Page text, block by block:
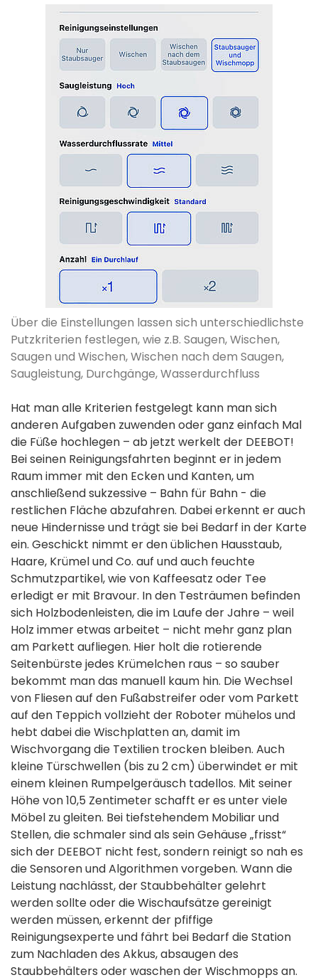
Über die Einstellungen lassen sich unterschiedlichste
Putzkriterien festlegen, wie z.B. Saugen, Wischen,
Saugen und Wischen, Wischen nach dem Saugen,
Saugleistung, Durchgänge, Wasserdurchfluss
Hat man alle Kriterien festgelegt kann man sich
anderen Aufgaben zuwenden oder ganz einfach Mal
die Füße hochlegen – ab jetzt werkelt der DEEBOT!
Bei seinen Reinigungsfahrten beginnt er in jedem
Raum immer mit den Ecken und Kanten, um
anschließend sukzessive – Bahn für Bahn - die
restlichen Fläche abzufahren. Dabei erkennt er auch
neue Hindernisse und trägt sie bei Bedarf in der Karte
ein. Geschickt nimmt er den üblichen Hausstaub,
Haare, Krümel und Co. auf und auch feuchte
Schmutzpartikel, wie von Kaffeesatz oder Tee
erledigt er mit Bravour. In den Testräumen befinden
sich Holzbodenleisten, die im Laufe der Jahre – weil
Holz immer etwas arbeitet – nicht mehr ganz plan
am Parkett aufliegen. Hier holt die rotierende
Seitenbürste jedes Krümelchen raus – so sauber
bekommt man das manuell kaum hin. Die Wechsel
von Fliesen auf den Fußabstreifer oder vom Parkett
auf den Teppich vollzieht der Roboter mühelos und
hebt dabei die Wischplatten an, damit im
Wischvorgang die Textilien trocken bleiben. Auch
kleine Türschwellen (bis zu 2 cm) überwindet er mit
einem kleinen Rumpelgeräusch tadellos. Mit seiner
Höhe von 10,5 Zentimeter schafft er es unter viele
Möbel zu gleiten. Bei tiefstehendem Mobiliar und
Stellen, die schmaler sind als sein Gehäuse „frisst“
sich der DEEBOT nicht fest, sondern reinigt so nah es
die Sensoren und Algorithmen vorgeben. Wann die
Leistung nachlässt, der Staubbehälter gelehrt
werden sollte oder die Wischaufsätze gereinigt
werden müssen, erkennt der pfiffige
Reinigungsexperte und fährt bei Bedarf die Station
zum Nachladen des Akkus, absaugen des
Staubbehälters oder waschen der Wischmopps an.